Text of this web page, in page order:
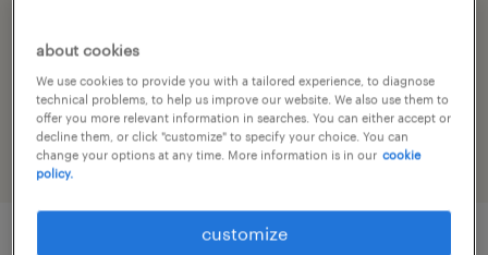
job category
information technology
about cookies
We use cookies to provide you with a tailored experience, to diagnose
technical problems, to help us improve our website. We also use them to
offer you more relevant information in searches. You can either accept or
decline them, or click "customize" to specify your choice. You can
change your options at any time. More information is in our cookie
policy.
customize